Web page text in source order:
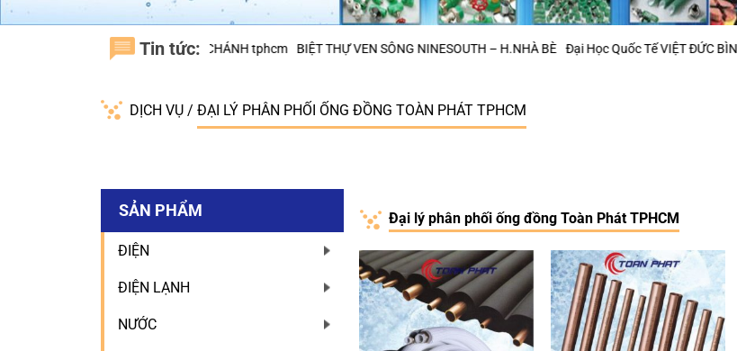
Tin tức:
TRUNG SƠN, H.BÌNH CHÁNH tphcm BIỆT THỰ VEN SÔNG NINESOUTH – H.NHÀ BÈ Đại Học Quốc Tế VIỆT ĐỨC BÌNH DƯƠNG
DỊCH VỤ / ĐẠI LÝ PHÂN PHỐI ỐNG ĐỒNG TOÀN PHÁT TPHCM
SẢN PHẨM
ĐIỆN
ĐIỆN LẠNH
NƯỚC
Đại lý phân phối ống đồng Toàn Phát TPHCM